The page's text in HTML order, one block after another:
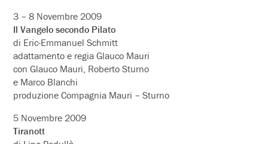
3 – 8 Novembre 2009
Il Vangelo secondo Pilato
di Eric-Emmanuel Schmitt
adattamento e regia Glauco Mauri
con Glauco Mauri, Roberto Sturno
e Marco Blanchi
produzione Compagnia Mauri – Sturno
5 Novembre 2009
Tiranott